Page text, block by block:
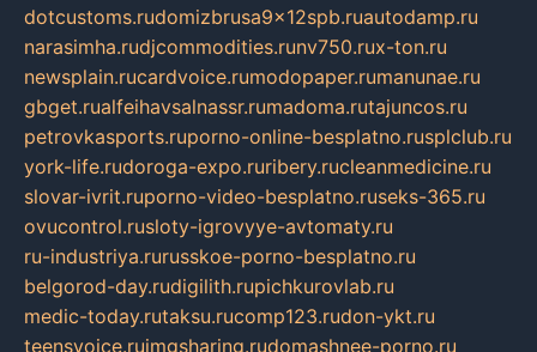
dotcustoms.rudomizbrusa9x12spb.ruautodamp.ru
narasimha.rudjcommodities.runv750.rux-ton.ru
newsplain.rucardvoice.rumodopaper.rumanunae.ru
gbget.rualfeihavsalnassr.rumadoma.rutajuncos.ru
petrovkasports.ruporno-online-besplatno.rusplclub.ru
york-life.rudoroga-expo.ruribery.rucleanmedicine.ru
slovar-ivrit.ruporno-video-besplatno.ruseks-365.ru
ovucontrol.rusloty-igrovyye-avtomaty.ru
ru-industriya.rurusskoe-porno-besplatno.ru
belgorod-day.rudigilith.rupichkurovlab.ru
medic-today.rutaksu.rucomp123.rudon-ykt.ru
teensvoice.ruimgsharing.rudomashnee-porno.ru